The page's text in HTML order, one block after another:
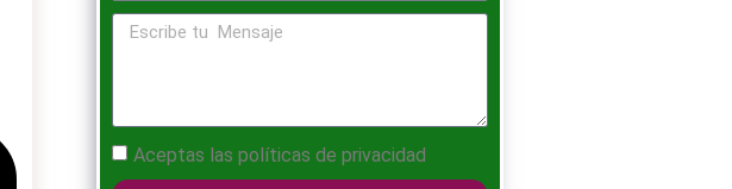
Aceptas las políticas de privacidad